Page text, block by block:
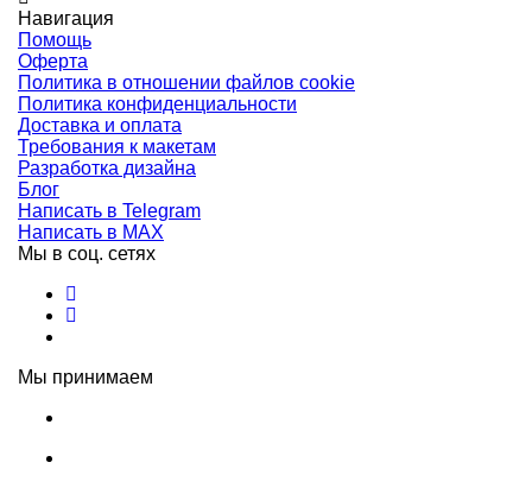
Навигация
Помощь
Оферта
Политика в отношении файлов cookie
Политика конфиденциальности
Доставка и оплата
Требования к макетам
Разработка дизайна
Блог
Написать в Telegram
Написать в MAX
Мы в соц. сетях
Мы принимаем